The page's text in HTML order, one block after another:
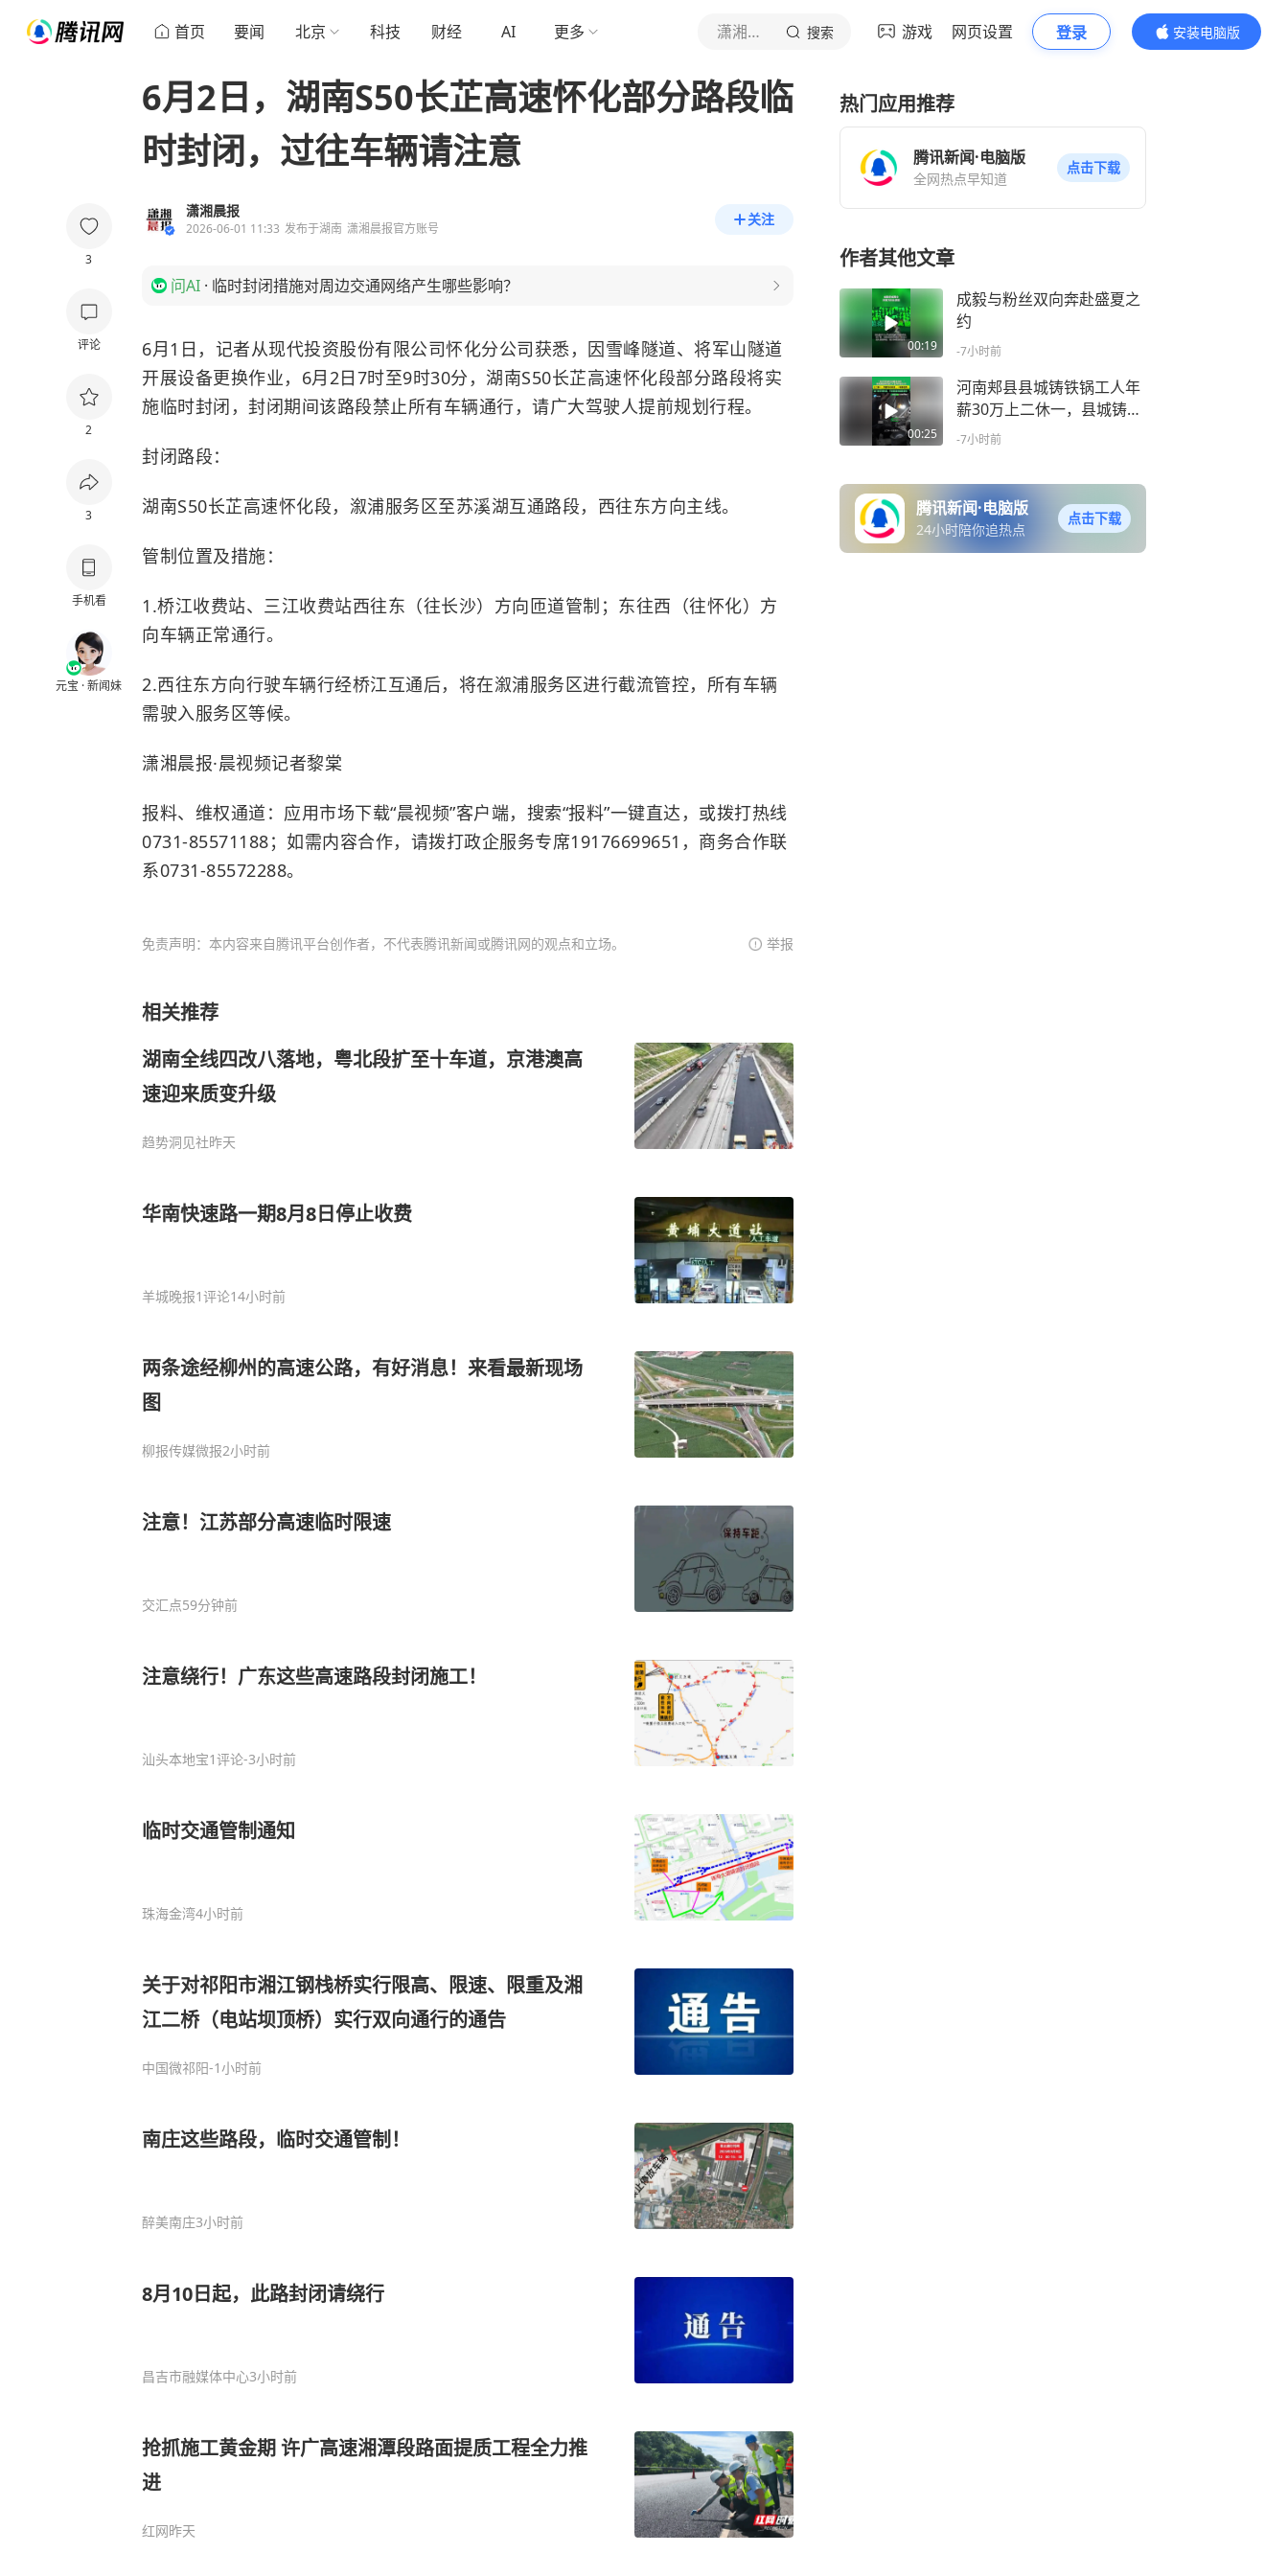
首页 要闻 北京 科技 财经 AI 更多 潇湘晨报 搜索 游戏 网页设置 登录
安装电脑版
内容更精彩
3
评论
2
3
手机看
元宝 · 新闻妹
6月2日，湖南S50长芷高速怀化部分路段临
时封闭，过往车辆请注意
潇湘晨报
2026-06-01 11:33 发布于湖南 潇湘晨报官方账号
关注
问AI · 临时封闭措施对周边交通网络产生哪些影响？
6月1日，记者从现代投资股份有限公司怀化分公司获悉，因雪峰隧道、将军山隧道
开展设备更换作业，6月2日7时至9时30分，湖南S50长芷高速怀化段部分路段将实
施临时封闭，封闭期间该路段禁止所有车辆通行，请广大驾驶人提前规划行程。
封闭路段：
湖南S50长芷高速怀化段，溆浦服务区至苏溪湖互通路段，西往东方向主线。
管制位置及措施：
1.桥江收费站、三江收费站西往东（往长沙）方向匝道管制；东往西（往怀化）方
向车辆正常通行。
2.西往东方向行驶车辆行经桥江互通后，将在溆浦服务区进行截流管控，所有车辆
需驶入服务区等候。
潇湘晨报·晨视频记者黎棠
报料、维权通道：应用市场下载“晨视频”客户端，搜索“报料”一键直达，或拨打热线
0731-85571188；如需内容合作，请拨打政企服务专席19176699651，商务合作联
系0731-85572288。
免责声明：本内容来自腾讯平台创作者，不代表腾讯新闻或腾讯网的观点和立场。 举报
相关推荐
湖南全线四改八落地，粤北段扩至十车道，京港澳高
速迎来质变升级
趋势洞见社昨天
华南快速路一期8月8日停止收费
羊城晚报1评论14小时前
两条途经柳州的高速公路，有好消息！来看最新现场
图
柳报传媒微报2小时前
注意！江苏部分高速临时限速
交汇点59分钟前
注意绕行！广东这些高速路段封闭施工！
汕头本地宝1评论-3小时前
临时交通管制通知
珠海金湾4小时前
关于对祁阳市湘江钢栈桥实行限高、限速、限重及湘
江二桥（电站坝顶桥）实行双向通行的通告
中国微祁阳-1小时前
南庄这些路段，临时交通管制！
醉美南庄3小时前
8月10日起，此路封闭请绕行
昌吉市融媒体中心3小时前
抢抓施工黄金期 许广高速湘潭段路面提质工程全力推
进
红网昨天
热门应用推荐
腾讯新闻·电脑版
全网热点早知道
点击下载
作者其他文章
00:19
成毅与粉丝双向奔赴盛夏之
约
-7小时前
00:25
河南郏县县城铸铁锅工人年
薪30万上二休一，县城铸铁
锅工人年薪30万一年休仨月
-7小时前
腾讯新闻·电脑版
24小时陪你追热点
点击下载